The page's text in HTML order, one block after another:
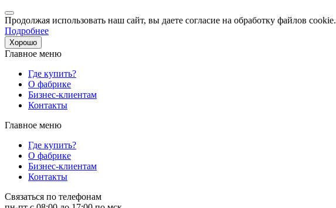
Продолжая использовать наш сайт, вы даете согласие на обработку файлов cookie.
Подробнее
Хорошо
Главное меню
Где купить?
О фабрике
Бизнес-клиентам
Контакты
Главное меню
Где купить?
О фабрике
Бизнес-клиентам
Контакты
Связаться по телефонам